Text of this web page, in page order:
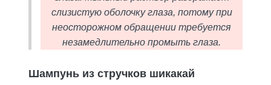
слизистую оболочку глаза, потому при
неосторожном обращении требуется
незамедлительно промыть глаза.
Шампунь из стручков шикакай